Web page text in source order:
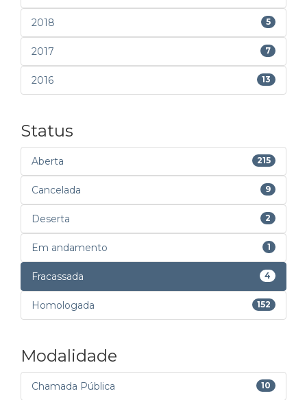
2018 5
2017 7
2016 13
Status
Aberta 215
Cancelada 9
Deserta 2
Em andamento 1
Fracassada 4
Homologada 152
Modalidade
Chamada Pública 10